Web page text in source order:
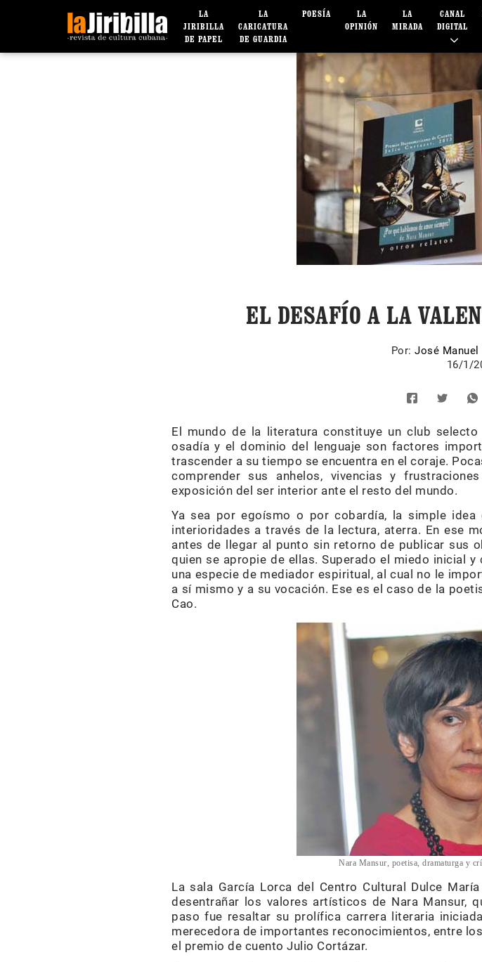
LA
JIRIBILLA
DE PAPEL
LA
CARICATURA
DE GUARDIA
POESÍA
LA
OPINIÓN
LA
MIRADA
CANAL
DIGITAL
EL DESAFÍO A LA
Por: José Manuel
16/1/
El mundo de la literatura constituye un club
osadía y el dominio del lenguaje son factores
trascender a su tiempo se encuentra en el coraje.
comprender sus anhelos, vivencias y
exposición del ser interior ante el resto del mundo.
Ya sea por egoísmo o por cobardía, la simple
interioridades a través de la lectura, aterra. En ese
antes de llegar al punto sin retorno de publicar sus
quien se apropie de ellas. Superado el miedo inicial
una especie de mediador espiritual, al cual no le
a sí mismo y a su vocación. Ese es el caso de la
Cao.
Nara Mansur, poetisa, dramaturga y
La sala García Lorca del Centro Cultural Dulce
desentrañar los valores artísticos de Nara Mansur,
paso fue resaltar su prolífica carrera literaria
merecedora de importantes reconocimientos, entre
el premio de cuento Julio Cortázar.